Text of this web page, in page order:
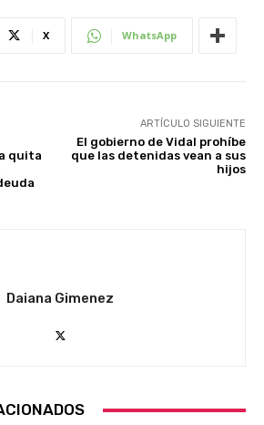
X WhatsApp
quita
ARTÍCULO SIGUIENTE
El gobierno de Vidal prohíbe
que las detenidas vean a sus
hijos
Daiana Gimenez